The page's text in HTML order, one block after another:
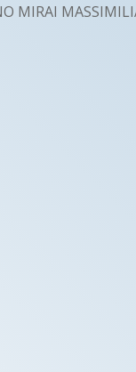
MIRAI